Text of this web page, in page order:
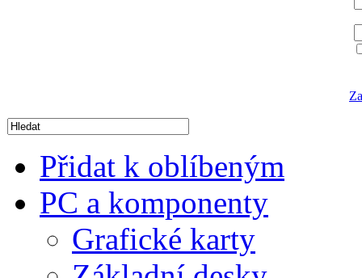
Přidat k oblíbeným
PC a komponenty
Grafické karty